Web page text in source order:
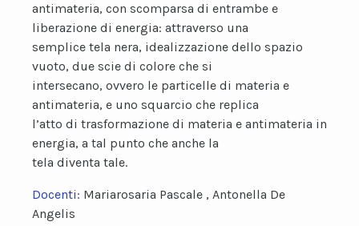
antimateria, con scomparsa di entrambe e
liberazione di energia: attraverso una
semplice tela nera, idealizzazione dello spazio
vuoto, due scie di colore che si
intersecano, ovvero le particelle di materia e
antimateria, e uno squarcio che replica
l’atto di trasformazione di materia e antimateria in
energia, a tal punto che anche la
tela diventa tale.
Docenti: Mariarosaria Pascale , Antonella De
Angelis